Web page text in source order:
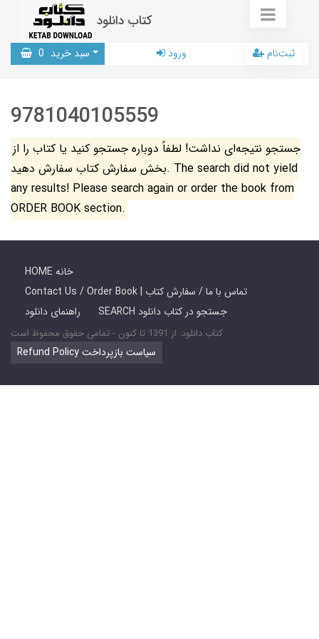
کتاب دانلود
سبد خرید 0 ورود ثبت‌نام
9781040105559
جستجو نتیجه‌ای نداشت! لطفاً دوباره جستجو کنید یا کتاب را از
بخش سفارش کتاب سفارش دهید. The search did not yield
any results! Please search again or order the book from
ORDER BOOK section.
HOME خانه
Contact Us / Order Book | تماس با ما / سفارش کتاب
راهنمای دانلود
SEARCH جستجو در کتاب دانلود
کتاب دانلود: از 1391 تا کنون - تمامی حقوق محفوظ است
Refund Policy سیاست بازپرداخت